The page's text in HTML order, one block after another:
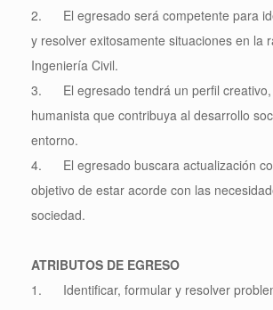
2. El egresado será competente para
y resolver exitosamente situaciones en la
Ingeniería Civil.
3. El egresado tendrá un perfil creativo,
humanista que contribuya al desarrollo
entorno.
4. El egresado buscara actualización
objetivo de estar acorde con las
sociedad.
ATRIBUTOS DE EGRESO
1. Identificar, formular y resolver